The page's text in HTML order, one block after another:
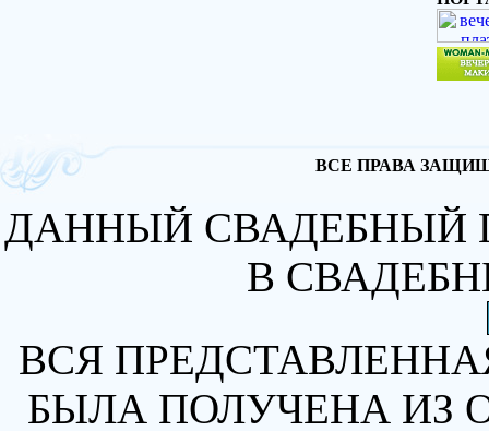
ВСЕ ПРАВА
ДАННЫЙ СВАДЕБНЫЙ
В
ВСЯ
БЫЛА ПОЛУЧЕНА ИЗ